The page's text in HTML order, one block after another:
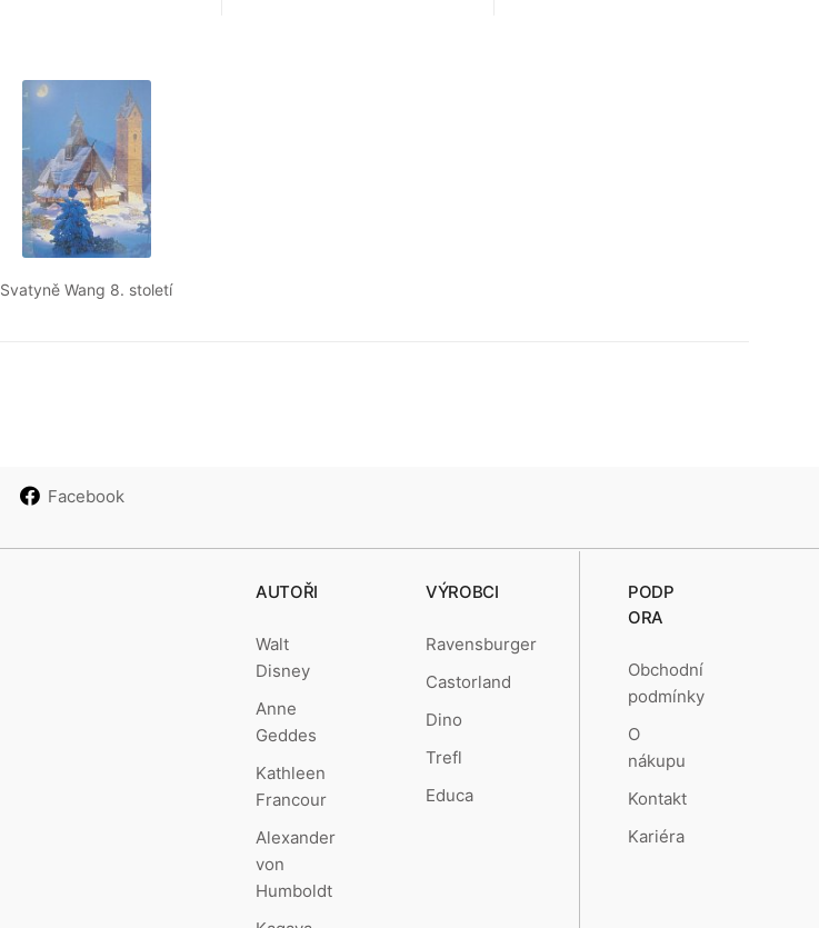
Svatyně Wang 8. století
Facebook
AUTOŘI
Walt
Disney
Anne
Geddes
Kathleen
Francour
Alexander
von
Humboldt
VÝROBCI
Ravensburger
Castorland
Dino
Trefl
Educa
PODP
ORA
Obchodní
podmínky
O
nákupu
Kontakt
Kariéra